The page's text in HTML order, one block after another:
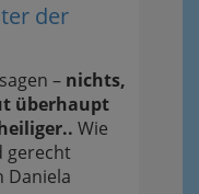
der
– nichts,
überhaupt
Wie
gerecht
Daniela